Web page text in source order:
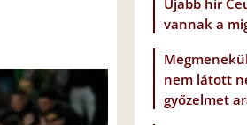
Újabb hír
vannak a
nem látott
győzelmet